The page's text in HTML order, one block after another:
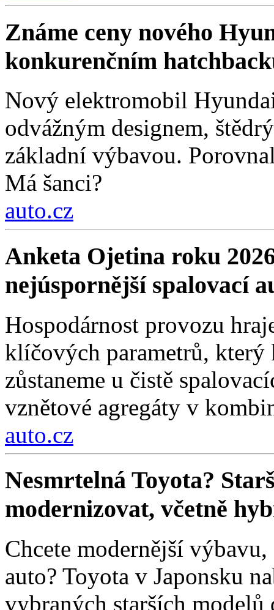
Známe ceny nového
konkurenčním
Nový elektromobil
odvážným designem,
základní výbavou.
Má šanci?
auto.cz
Anketa Ojetina roku
nejúspornější spalovací
Hospodárnost provozu
klíčových parametrů,
zůstaneme u čistě
vznětové agregáty v
auto.cz
Nesmrtelná Toyota?
modernizovat, včetně
Chcete modernější
auto? Toyota v Japonsku
vybraných starších